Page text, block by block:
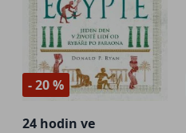
- 20 %
24 hodin ve